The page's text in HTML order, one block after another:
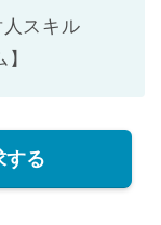
スキル
する